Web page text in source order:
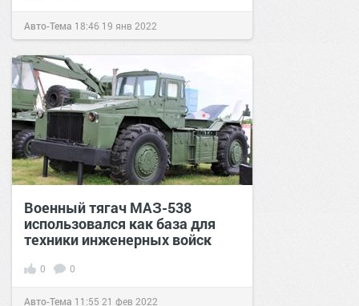
Авто-Тема 18:46 19 янв 2022
Военный тягач МАЗ-538
использовался как база для
техники инженерных войск
0 0
Авто-Тема 11:55 21 фев 2022